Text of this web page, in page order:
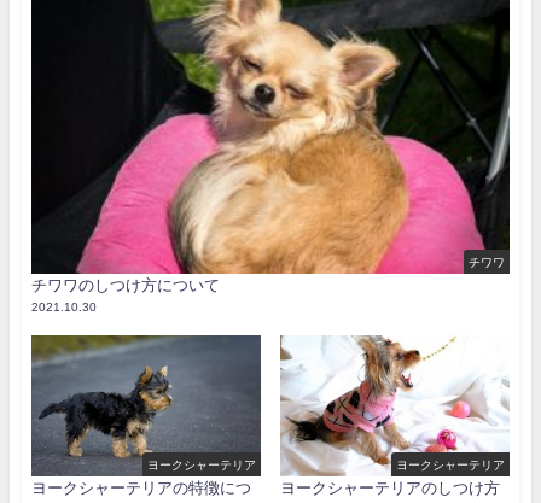
チワワ
チワワのしつけ方について
2021.10.30
ヨークシャーテリア
ヨークシャーテリアの特徴につ
ヨークシャーテリア
ヨークシャーテリアのしつけ方